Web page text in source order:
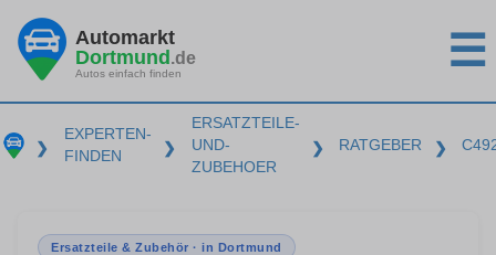
Automarkt
Dortmund.de
Autos einfach finden ☰
❯
EXPERTEN-
FINDEN
❯
ERSATZTEILE-
UND-
ZUBEHOER
❯ RATGEBER ❯
Ersatzteile & Zubehör · in Dortmund